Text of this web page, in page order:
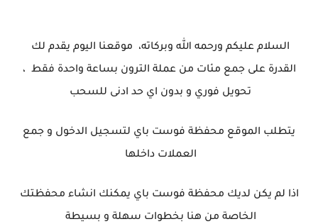
السلام عليكم ورحمه الله وبركاته، موقعنا اليوم يقدم لك
القدرة على جمع مئات من عملة الترون بساعة واحدة فقط ،
تحويل فوري و بدون اي حد ادنى للسحب
يتطلب الموقع محفظة فوست باي لتسجيل الدخول و جمع
العملات داخلها
اذا لم يكن لديك محفظة فوست باي يمكنك انشاء محفظتك
الخاصة من هنا بخطوات سهلة و بسيطة